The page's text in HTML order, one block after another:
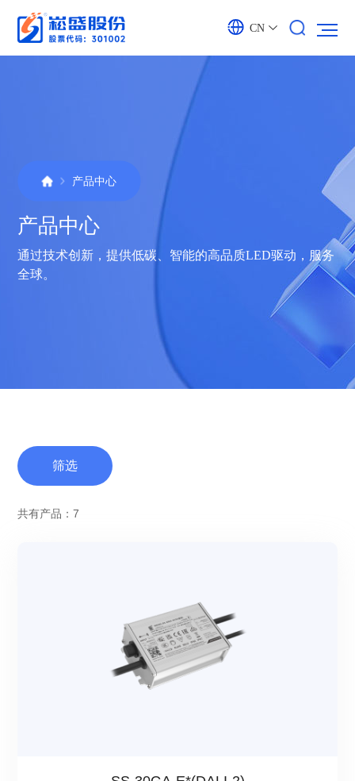
CN
产品中心
产品中心
通过技术创新，提供低碳、智能的高品质LED驱动，服务
全球。
筛选
共有产品：7